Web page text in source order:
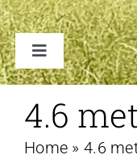
Toggle
Navigation
ACCESSOIRES
4.6
Home » 4.6